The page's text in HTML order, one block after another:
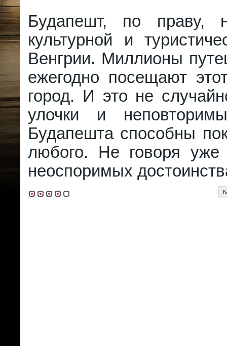
Будапешт, по праву,
культурной и
Венгрии. Миллионы
ежегодно посещают
город. И это не
улочки и
Будапешта способны
любого. Не говоря уже
неоспоримых